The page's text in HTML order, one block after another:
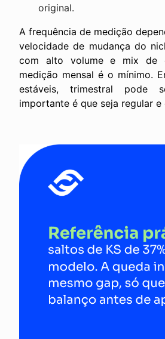
original.
A frequência de medição
velocidade de mudança do
com alto volume e mix de
medição mensal é o mínimo.
estáveis, trimestral pode
importante é que seja regular e